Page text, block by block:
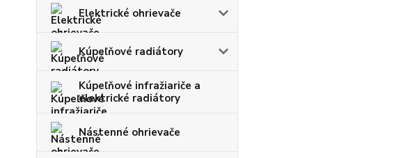
Elektrické ohrievače
Kúpeľňové radiátory
Kúpeľňové infražiariče a
elektrické radiátory
Nástenné ohrievače